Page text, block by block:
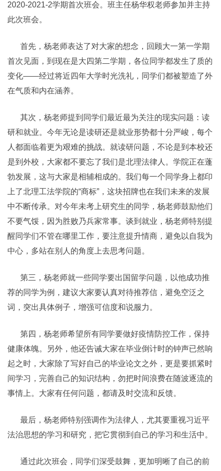
2020-2021-2学期首次班会。班主任杨华权老师参加并主持
此次班会。
首先，杨老师表达了对大家的想念，回顾大一第一学期
首次见面，到现在是大四第二学期，各位同学都发生了质的
变化——经过将近四年大学时光洗礼，同学们都被塑造了外
在气质和内在涵养。
其次，杨老师提到同学们最近最为关注的现实问题：读
研和就业。今年无论是读研还是就业形势都十分严峻，每个
人都面临着更为艰难的挑战。就读研问题，不论是到本校还
是到外校，大家都不要忘了我们是北理法律人。学院正在蓬
勃发展，这与大家是相辅相成的。我们每一个同学身上都印
上了北理工法学院的“商标”，这块招牌也在我们未来的发展
中不断传承。对今年未考上研究生的同学，杨老师鼓励他们
不要气馁，因为胜败乃兵家常事。谈到就业，杨老师特别提
醒同学们不管在哪里工作，要注意提升情商，避免以自我为
中心，多站在别人的角度上去思考问题。
第三，杨老师就一些同学要出国留学问题，以他成功推
荐的同学为例，建议大家要认真对待推荐信，避免空泛之
词，突出具体例子，增强可信度和说服力。
第四，杨老师希望所有同学要做好疫情防控工作，保持
健康体魄。另外，他还告诫大家在毕业倒计时的钟声已然响
起之时，大家除了写好自己的毕业论文之外，更是要抓紧时
间学习，完善自己的知识结构，勿把时间浪费在随波逐流的
事情上。大家有任何问题，都请及时交流和反馈。
最后，杨老师特别强调作为法律人，尤其要重视习近平
法治思想的学习和研究，把它贯彻到自己的学习和生活中。
通过此次班会，同学们深受鼓舞，更加明晰了自己的前